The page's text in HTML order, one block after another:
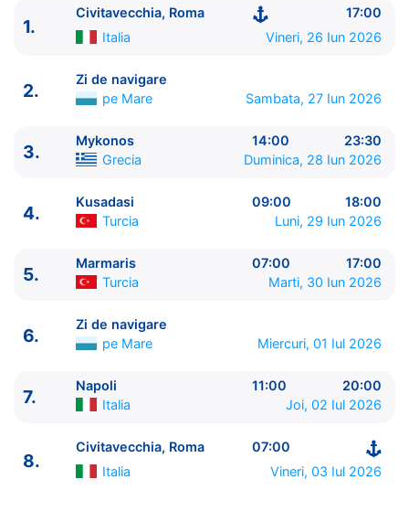
Sosire pe 03 Iul 2026 in Civitavecchia, Roma, Italia
MSC Divina★★★★+
Ziua | Portul | Sosire - Plecare
----------------------------------------
Zi de navigare
0:00 - 0:00
3.
Mykonos Grecia
5.
Marmaris Turcia 07:00 - 17:00
6.
Zi de navigare
0:00 - 0:00
1.
Civitavecchia, Roma
17:00
Italia
Vineri, 26 Iun 2026
2.
Zi de navigare
pe Mare
Sambata, 27 Iun 2026
3.
Mykonos 14:00
23:30
Grecia
Duminica, 28 Iun 2026
4.
Kusadasi 09:00
18:00
Turcia
Luni, 29 Iun 2026
5.
Marmaris 07:00
17:00
Turcia
Marti, 30 Iun 2026
6.
Zi de navigare
pe Mare
Miercuri, 01 Iul 2026
7.
Napoli 11:00
20:00
Italia
Joi, 02 Iul 2026
8.
Civitavecchia, Roma
07:00
Italia
Vineri, 03 Iul 2026